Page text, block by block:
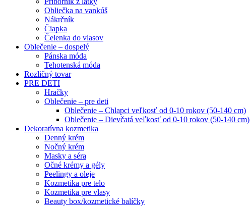
Obliečka na vankúš
Nákrčník
Čiapka
Čelenka do vlasov
Oblečenie – dospelý
Pánska móda
Tehotenská móda
Rozličný tovar
PRE DETI
Hračky
Oblečenie – pre deti
Oblečenie – Chlapci veľkosť od 0-10 rokov (50-140 cm)
Oblečenie – Dievčatá veľkosť od 0-10 rokov (50-140 cm)
Dekoratívna kozmetika
Denný krém
Nočný krém
Masky a séra
Očné krémy a gély
Peelingy a oleje
Kozmetika pre telo
Kozmetika pre vlasy
Beauty box/kozmetické balíčky